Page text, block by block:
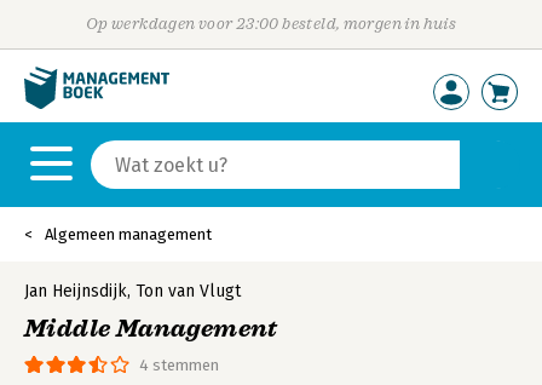
Op werkdagen voor 23:00 besteld, morgen in huis
Algemeen management
4 stemmen
Jan Heijnsdijk, Ton van Vlugt
Middle Management